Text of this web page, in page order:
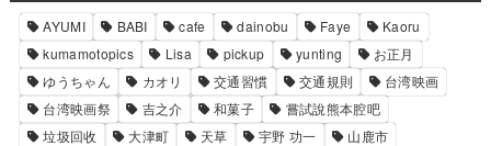
AYUMI BABI cafe dainobu Faye
Kaoru
kumamotopics
Lisa pickup yunting
お正月
ゆうちゃん
カオリ 交通習慣 交通規則
台湾映画
台湾映画祭
吉之介 和菓子
嘗試說熊本腔吧
垃圾回收
大津町 天草 宇野 功一
山鹿市